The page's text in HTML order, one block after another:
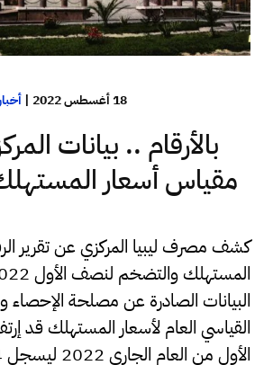
18 أغسطس 2022 |
بالأرقام .. بيانات
مقياس أسعار
كشف مصرف ليبيا المركزي عن تقرير
البيانات الصادرة عن مصلحة الإحصاء
القياسي العام لأسعار المستهلك قد